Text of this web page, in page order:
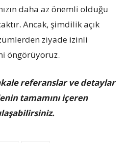
daha az önemli olduğu
Ancak, şimdilik açık
ziyade izinli
öngörüyoruz.
referanslar ve detaylar
tamamını içeren